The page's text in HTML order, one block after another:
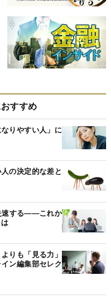
すすめ
りやすい人」に
の決定的な差と
速する――これか
りも「見る力」
ン編集部セレク